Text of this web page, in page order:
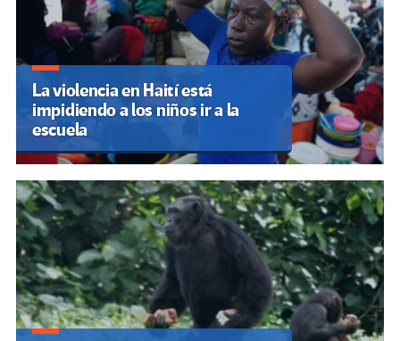
La violencia en Haití está
impidiendo a los niños ir a la
escuela